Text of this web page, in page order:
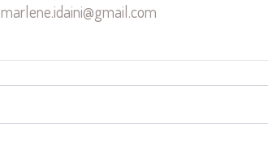
marlene.idaini@gmail.com